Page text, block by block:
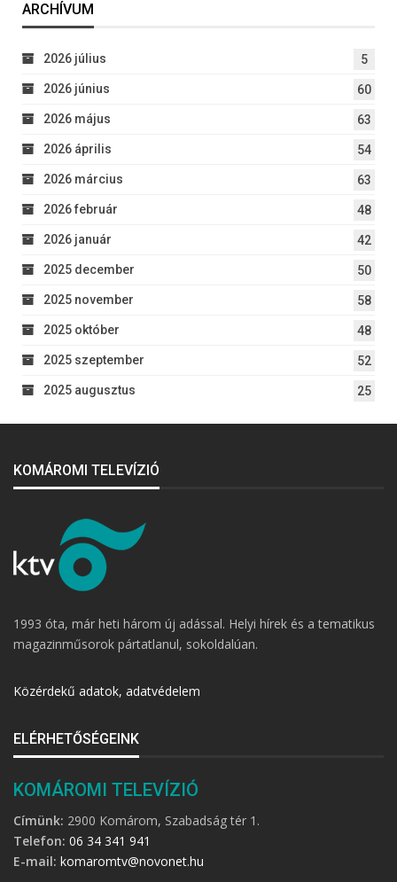
ARCHÍVUM
2026 július 5
2026 június 60
2026 május 63
2026 április 54
2026 március 63
2026 február 48
2026 január 42
2025 december 50
2025 november 58
2025 október 48
2025 szeptember 52
2025 augusztus 25
KOMÁROMI TELEVÍZIÓ
1993 óta, már heti három új adással. Helyi hírek és a tematikus
magazinműsorok pártatlanul, sokoldalúan.
Közérdekű adatok, adatvédelem
ELÉRHETŐSÉGEINK
KOMÁROMI TELEVÍZIÓ
Címünk: 2900 Komárom, Szabadság tér 1.
Telefon: 06 34 341 941
E-mail: komaromtv@novonet.hu